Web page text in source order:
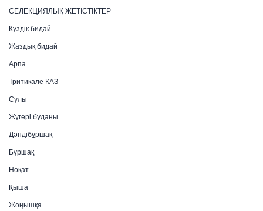
СЕЛЕКЦИЯЛЫҚ ЖЕТІСТІКТЕР
Күздік бидай
Жаздық бидай
Арпа
Тритикале КАЗ
Сұлы
Жүгері буданы
Дәндібұршақ
Бұршақ
Ноқат
Қыша
Жоңышқа